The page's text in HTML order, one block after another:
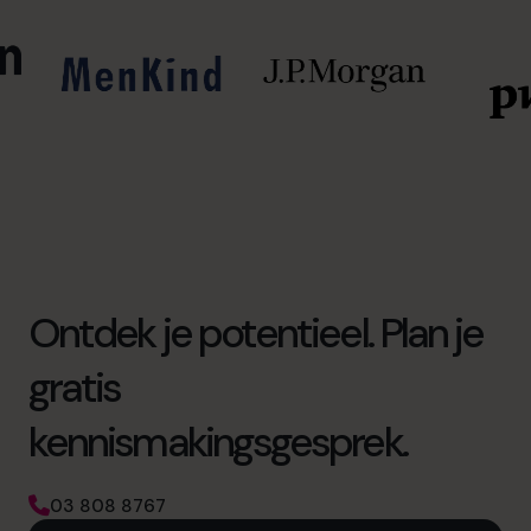
Ontdek je potentieel. Plan je
gratis
kennismakingsgesprek.
03 808 8767